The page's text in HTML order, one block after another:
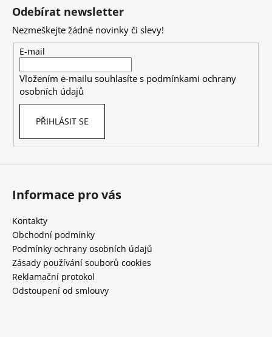
Odebírat newsletter
Nezmeškejte žádné novinky či slevy!
E-mail
Vložením e-mailu souhlasíte s podmínkami ochrany
osobních údajů
PŘIHLÁSIT SE
Informace pro vás
Kontakty
Obchodní podmínky
Podmínky ochrany osobních údajů
Zásady používání souborů cookies
Reklamační protokol
Odstoupení od smlouvy